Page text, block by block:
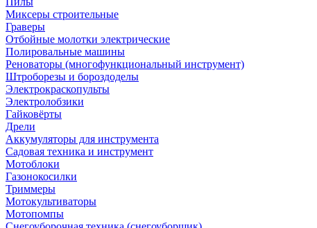
Миксеры строительные
Граверы
Отбойные молотки электрические
Полировальные машины
Реноваторы (многофункциональный инструмент)
Штроборезы и бороздоделы
Электрокраскопульты
Электролобзики
Гайковёрты
Дрели
Аккумуляторы для инструмента
Садовая техника и инструмент
Мотоблоки
Газонокосилки
Триммеры
Мотокультиваторы
Мотопомпы